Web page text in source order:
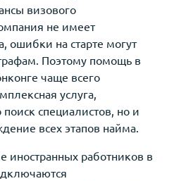
визового
не имеет
ошибки на старте могут
Поэтому помощь в
чаще всего
услуга,
специалистов, но и
всех этапов найма.
иностранных работников в